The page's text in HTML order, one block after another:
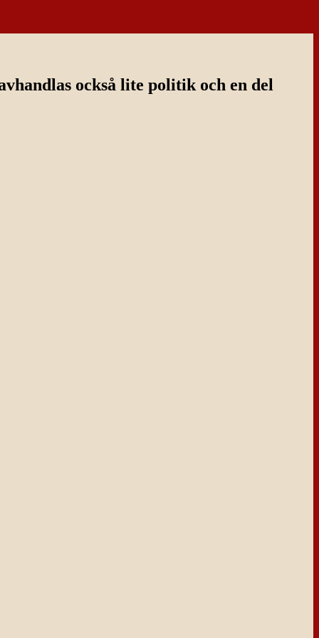
också lite politik och en del